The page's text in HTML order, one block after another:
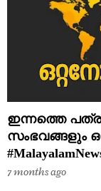
ഇന്നത്തെ
സംഭവങ്ങളും
7 months ago